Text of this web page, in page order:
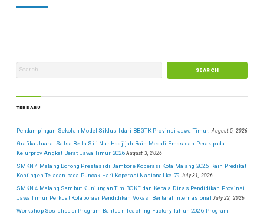
TERBARU
Pendampingan Sekolah Model Siklus I dari BBGTK Provinsi Jawa Timur. August 5, 2026
Grafika Juara! Salsa Bella Siti Nur Hadjijah Raih Medali Emas dan Perak pada
Kejurprov Angkat Berat Jawa Timur 2026 August 3, 2026
SMKN 4 Malang Borong Prestasi di Jambore Koperasi Kota Malang 2026, Raih Predikat
Kontingen Teladan pada Puncak Hari Koperasi Nasional ke-79 July 31, 2026
SMKN 4 Malang Sambut Kunjungan Tim BOKE dan Kepala Dinas Pendidikan Provinsi
Jawa Timur Perkuat Kolaborasi Pendidikan Vokasi Bertaraf Internasional July 22, 2026
Workshop Sosialisasi Program Bantuan Teaching Factory Tahun 2026, Program